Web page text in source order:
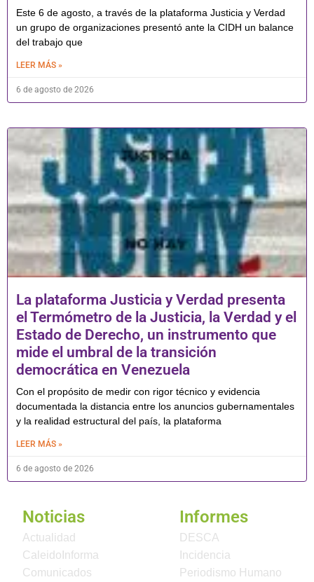
Este 6 de agosto, a través de la plataforma Justicia y Verdad
un grupo de organizaciones presentó ante la CIDH un balance
del trabajo que
LEER MÁS »
6 de agosto de 2026
La plataforma Justicia y Verdad presenta
el Termómetro de la Justicia, la Verdad y el
Estado de Derecho, un instrumento que
mide el umbral de la transición
democrática en Venezuela
Con el propósito de medir con rigor técnico y evidencia
documentada la distancia entre los anuncios gubernamentales
y la realidad estructural del país, la plataforma
LEER MÁS »
6 de agosto de 2026
Noticias
Actualidad
CaleidoInforma
Comunicados
Informes
DESCA
Incidencia
Periodismo Humano